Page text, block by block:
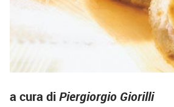
a cura di Piergiorgio Giorilli